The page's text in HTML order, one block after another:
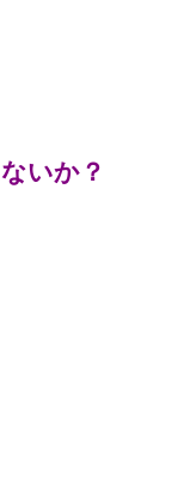
いか？